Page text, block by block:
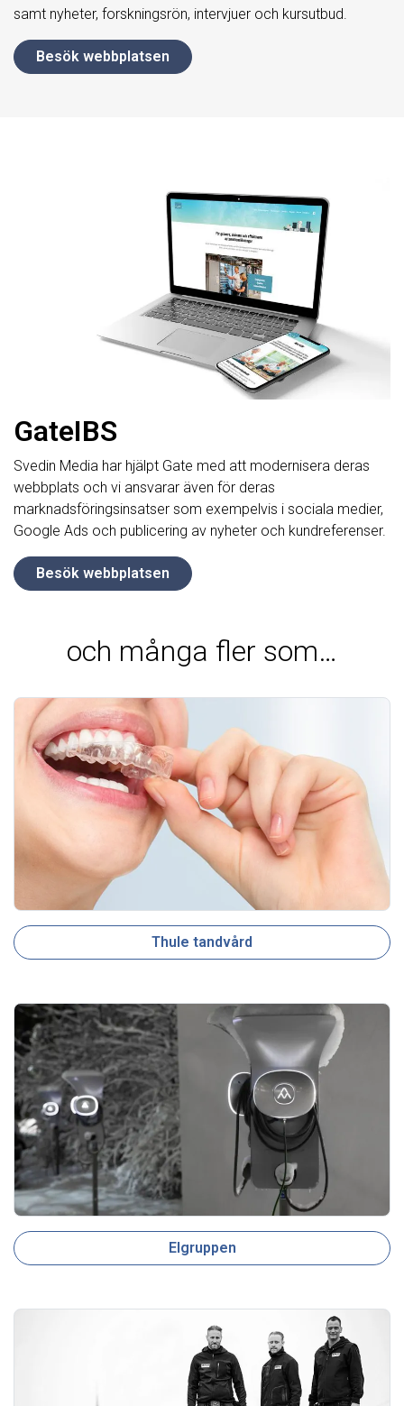
samt nyheter, forskningsrön, intervjuer och kursutbud.
Besök webbplatsen
GateIBS
Svedin Media har hjälpt Gate med att modernisera deras
webbplats och vi ansvarar även för deras
marknadsföringsinsatser som exempelvis i sociala medier,
Google Ads och publicering av nyheter och kundreferenser.
Besök webbplatsen
och många fler som…
Thule tandvård
Elgruppen